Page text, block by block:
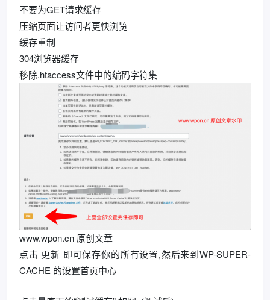
不要为GET请求缓存
压缩页面让访问者更快浏览
缓存重制
304浏览器缓存
移除.htaccess文件中的编码字符集
www.wpon.cn 原创文章
点击 更新 即可保存你的所有设置,然后来到WP-SUPER-
CACHE 的设置首页中心